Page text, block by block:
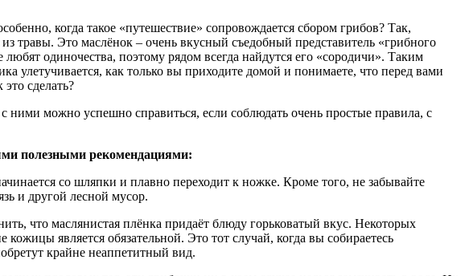
когда такое «путешествие» сопровождается сбором грибов? Так,
Это маслёнок – очень вкусный съедобный представитель «грибного
одиночества, поэтому рядом всегда найдутся его «сородичи». Таким
улетучивается, как только вы приходите домой и понимаете, что перед вами
сделать?
ними можно успешно справиться, если соблюдать очень простые правила, с
полезными рекомендациями:
со шляпки и плавно переходит к ножке. Кроме того, не забывайте
и другой лесной мусор.
что маслянистая плёнка придаёт блюду горьковатый вкус. Некоторых
является обязательной. Это тот случай, когда вы собираетесь
крайне неаппетитный вид.